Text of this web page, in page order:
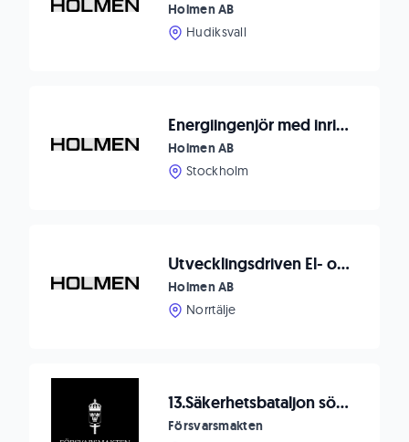
Holmen AB
Hudiksvall
Energiingenjör med inriktning mot Vattenkraft/El
Holmen AB
Stockholm
Utvecklingsdriven El- och Automationsingenjör
Holmen AB
Norrtälje
13.Säkerhetsbataljon söker Teknisk chef till bataljonstaben
Försvarsmakten